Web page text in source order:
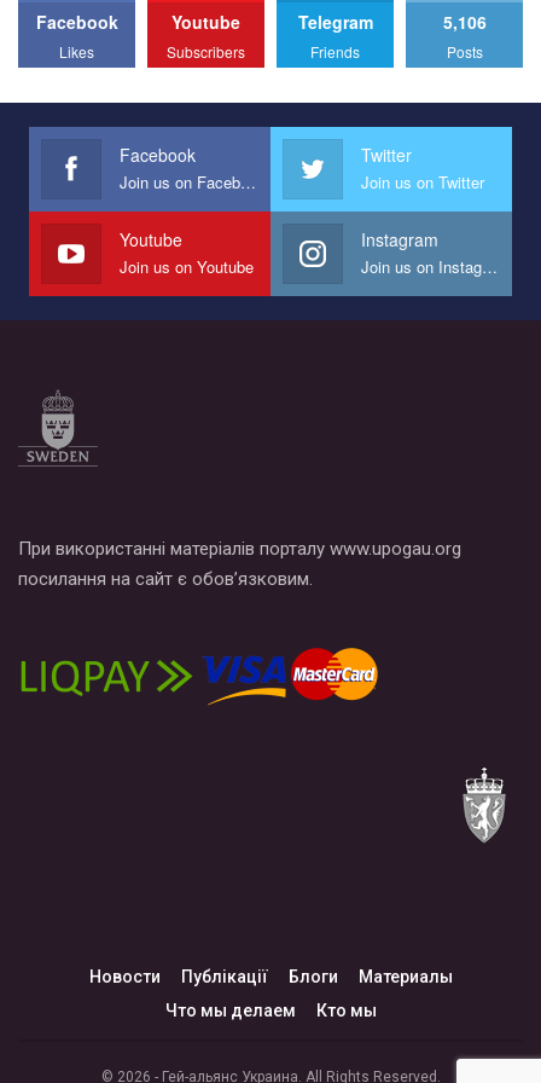
All you have to do is to press "Like" below the video.
Эмоционально сильный ролик от команды "Гей-альянс
представляющий программу развития организации.
Мы просим вас поддержать нас и помочь нам реализовать
наш план по борьбе с насилием и дискриминацией на почве
СОГИ в Украине.
Все, что вам нужно сделать - это зайти на наш канал YouTube
Facebook
Likes
Youtube
Subscribers
Telegram
Friends
5,106
Posts
Facebook
Join us on Facebook
Twitter
Join us on Twitter
Youtube
Join us on Youtube
Instagram
Join us on Instagram
При використанні матеріалів порталу www.upogau.org
посилання на сайт є обов’язковим.
Новости Публікації Блоги
Материалы
Что мы делаем
Кто мы
© 2026 - Гей-альянс Украина. All Rights Reserved.